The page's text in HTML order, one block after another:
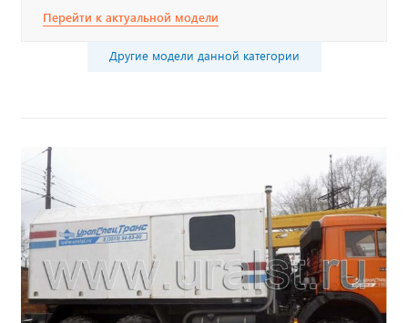
Перейти к актуальной модели
Другие модели данной категории